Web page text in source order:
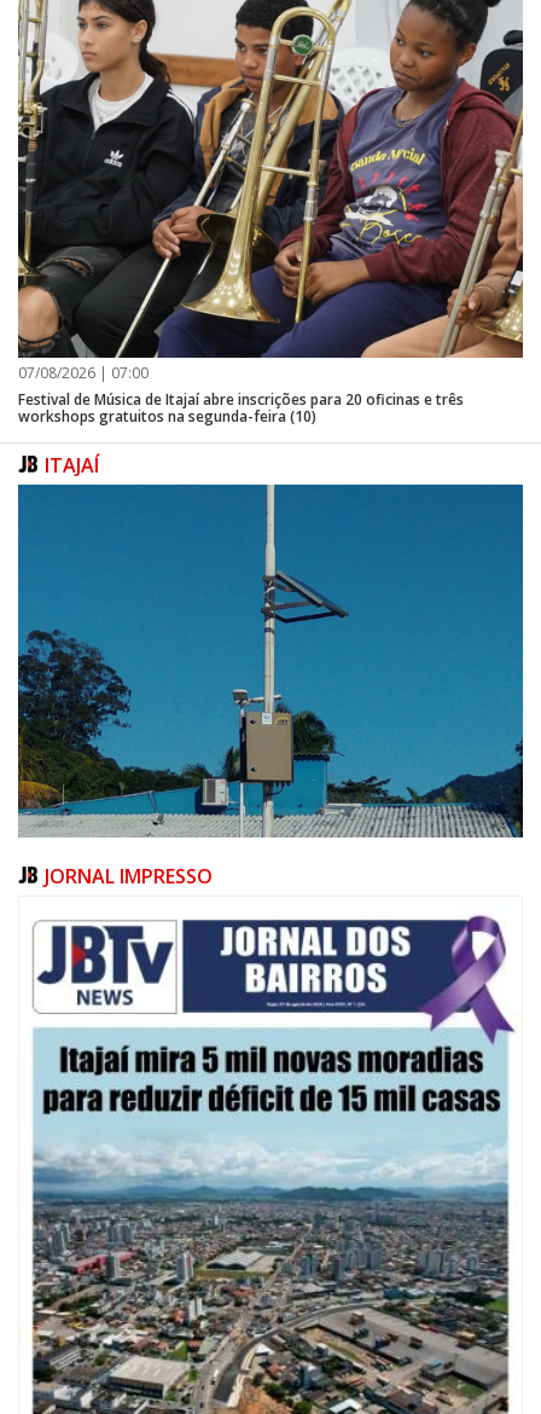
A Marejada equilibra tradição, inovação, cultura, gastronomia e
sustentabilidade. Neste ano, os visitantes embarcarão em uma viagem
sensorial a uma clássica vila portuguesa, com uma imersão na cultura
açoriana.
Horários da festa:
Segunda a quinta-feira: das 18h à 00h
Sextas-feiras: das 18h à 01h30
Sábados: das 11h à 01h30
Domingos: das 11h à 00h
07/08/2026 | 07:00
Festival de Música de Itajaí abre inscrições para 20 oficinas e três
workshops gratuitos na segunda-feira (10)
ITAJAÍ
07/08/2026 | 10:15
Defesa Civil de Itajaí e Univali ampliam monitoramento das marés com
novo marégrafo
NAVEGANTES
JORNAL IMPRESSO